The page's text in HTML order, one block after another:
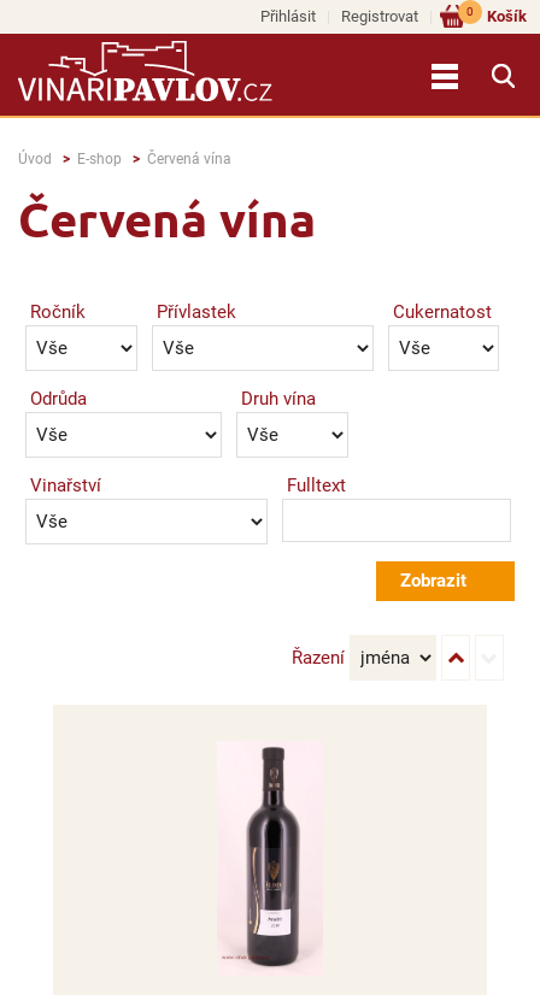
Přihlásit Registrovat Košík
0
Úvod E-shop Červená vína
Červená vína
Ročník Přívlastek Cukernatost
Odrůda Druh vína
Vinařství Fulltext
Řazení